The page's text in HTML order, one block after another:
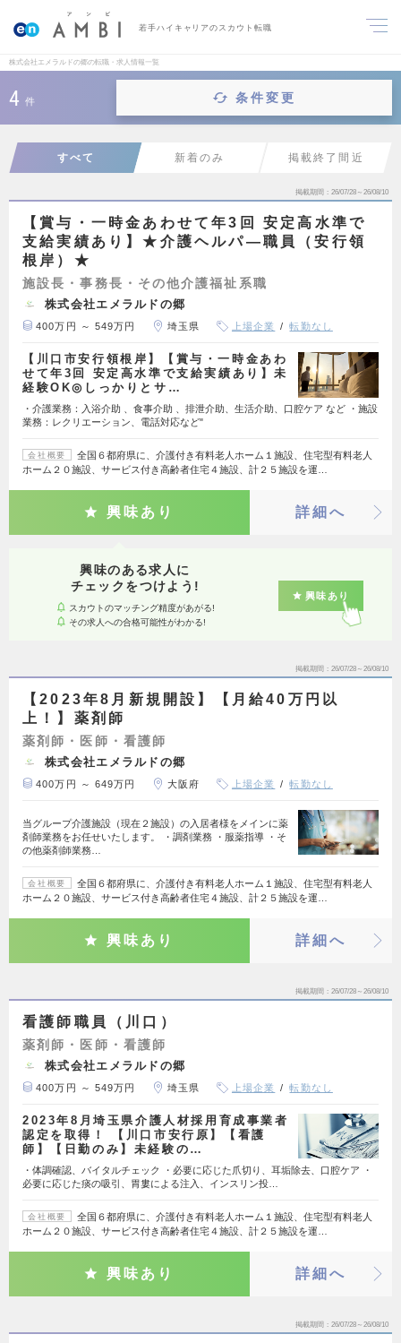
若手ハイキャリアのスカウト転職
株式会社エメラルドの郷の転職・求人情報一覧
4 件 条件変更
すべて 新着のみ 掲載終了間近
掲載期間 26/07/28～26/08/10
【賞与・一時金あわせて年3回 安定高水準で
支給実績あり】★介護ヘルパ―職員（安行領
根岸）★
施設長・事務長・その他介護福祉系職
株式会社エメラルドの郷
400万円 ～ 549万円 埼玉県 上場企業 転勤なし
【川口市安行領根岸】【賞与・一時金あわ
せて年3回 安定高水準で支給実績あり】未
経験OK◎しっかりとサ…
・介護業務：入浴介助 、食事介助 、排泄介助、生活介助、口腔ケア など ・施設
業務：レクリエーション、電話対応など"
会社概要
全国６都府県に、介護付き有料老人ホーム１施設、住宅型有料老人
ホーム２０施設、サービス付き高齢者住宅４施設、計２５施設を運…
興味あり 詳細へ
興味のある求人に
チェックをつけよう!
スカウトのマッチング精度があがる!
その求人への合格可能性がわかる!
興味あり
掲載期間 26/07/28～26/08/10
【2023年8月新規開設】【月給40万円以
上！】薬剤師
薬剤師・医師・看護師
株式会社エメラルドの郷
400万円 ～ 649万円 大阪府 上場企業 転勤なし
当グループ介護施設（現在２施設）の入居者様をメインに薬
剤師業務をお任せいたします。 ・調剤業務 ・服薬指導 ・そ
の他薬剤師業務…
会社概要
全国６都府県に、介護付き有料老人ホーム１施設、住宅型有料老人
ホーム２０施設、サービス付き高齢者住宅４施設、計２５施設を運…
興味あり 詳細へ
掲載期間 26/07/28～26/08/10
看護師職員（川口）
薬剤師・医師・看護師
株式会社エメラルドの郷
400万円 ～ 549万円 埼玉県 上場企業 転勤なし
2023年8月埼玉県介護人材採用育成事業者
認定を取得！ 【川口市安行原】【看護
師】【日勤のみ】未経験の…
・体調確認、バイタルチェック ・必要に応じた爪切り、耳垢除去、口腔ケア ・
必要に応じた痰の吸引、胃婁による注入、インスリン投…
会社概要
全国６都府県に、介護付き有料老人ホーム１施設、住宅型有料老人
ホーム２０施設、サービス付き高齢者住宅４施設、計２５施設を運…
興味あり 詳細へ
掲載期間 26/07/28～26/08/10